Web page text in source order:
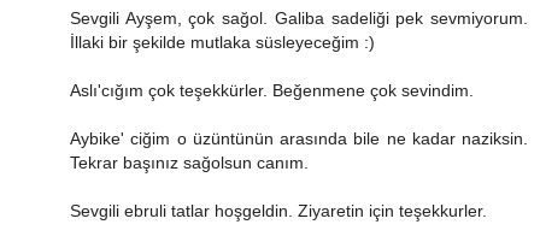
Sevgili Ayşem, çok sağol. Galiba sadeliği pek sevmiyorum.
İllaki bir şekilde mutlaka süsleyeceğim :)
Aslı'cığım çok teşekkürler. Beğenmene çok sevindim.
Aybike' ciğim o üzüntünün arasında bile ne kadar naziksin.
Tekrar başınız sağolsun canım.
Sevgili ebruli tatlar hoşgeldin. Ziyaretin için teşekkurler.